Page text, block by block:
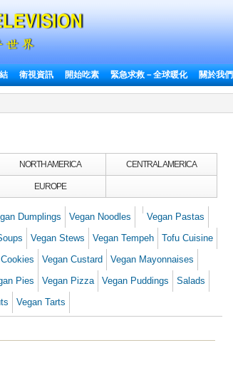
衛視資訊 開始吃素 緊急求救－全球暖化 關於我們
NORTH AMERICA CENTRAL AMERICA
EUROPE
Dumplings Vegan Noodles
Vegan Pastas
Vegan Stews Vegan Tempeh
Tofu Cuisine
Vegan Custard
Vegan Mayonnaises
Pies Vegan Pizza Vegan Puddings
Salads
Vegan Tarts